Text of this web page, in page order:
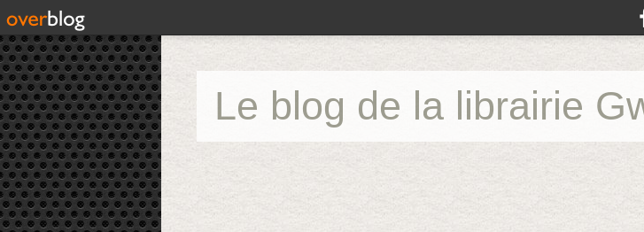
Le blog de la librairie